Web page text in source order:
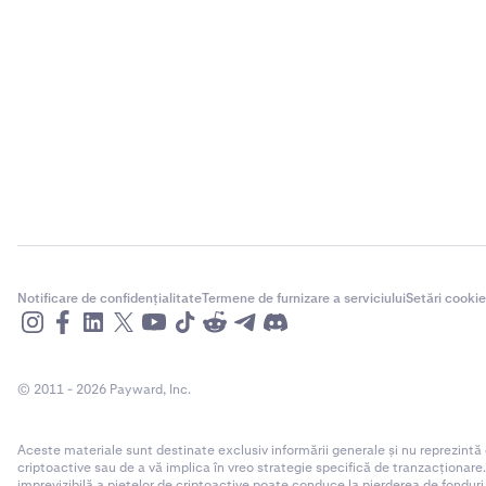
Notificare de confidențialitateTermene de furnizare a serviciuluiSetări cookie
© 2011 - 2026 Payward, Inc.
Aceste materiale sunt destinate exclusiv informării generale și nu
criptoactive sau de a vă implica în vreo strategie specifică de